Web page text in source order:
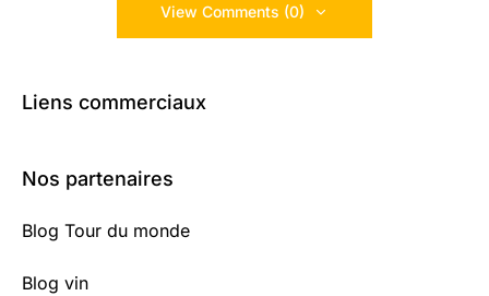
View Comments (0)
Liens commerciaux
Nos partenaires
Blog Tour du monde
Blog vin